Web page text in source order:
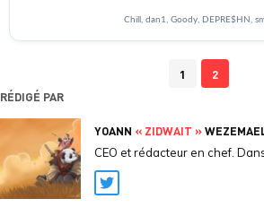
Chill, dan1, Goody, DEPRE$HN,
1
2
RÉDIGÉ PAR
YOANN « ZIDWAIT »
CEO et rédacteur en chef.
Twitter